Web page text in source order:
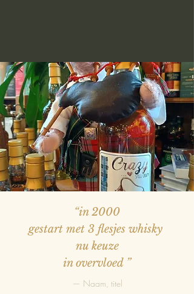
“in 2000
gestart met 3 flesjes whisky
nu keuze
in overvloed ”
— Naam, titel